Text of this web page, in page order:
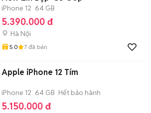
iPhone 12 64 GB
5.390.000 đ
Hà Nội
5.0 7 đã bán
Apple iPhone 12 Tím
iPhone 12 64 GB Hết bảo hành
5.150.000 đ